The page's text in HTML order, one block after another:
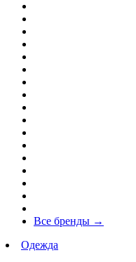
Все бренды →
Одежда